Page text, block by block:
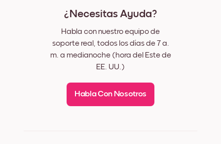
¿Necesitas Ayuda?
Habla con nuestro equipo de
soporte real, todos los días de 7 a.
m. a medianoche (hora del Este de
EE. UU.)
Habla Con Nosotros